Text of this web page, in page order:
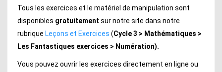
Tous les exercices et le matériel de manipulation sont
disponibles gratuitement sur notre site dans notre
rubrique Leçons et Exercices (Cycle 3 > Mathématiques >
Les Fantastiques exercices > Numération).
Vous pouvez ouvrir les exercices directement en ligne ou